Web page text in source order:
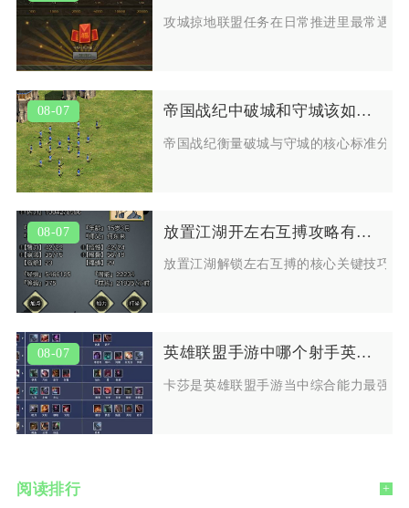
攻城掠地联盟任务在日常推进里最常遇
08-07 帝国战纪中破城和守城该如何衡量
帝国战纪衡量破城与守城的核心标准分
08-07 放置江湖开左右互搏攻略有哪些关键技巧
放置江湖解锁左右互搏的核心关键技巧
08-07 英雄联盟手游中哪个射手英雄最值得使用
卡莎是英雄联盟手游当中综合能力最强
阅读排行 +